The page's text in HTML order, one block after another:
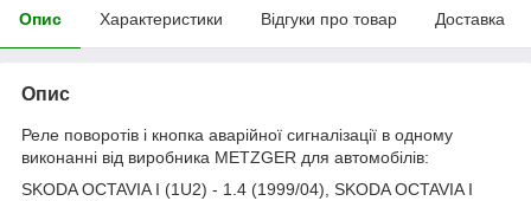
Опис Характеристики Відгуки про товар Доставка
Опис
Реле поворотів і кнопка аварійної сигналізації в одному
виконанні від виробника METZGER для автомобілів:
SKODA OCTAVIA I (1U2) - 1.4 (1999/04), SKODA OCTAVIA I